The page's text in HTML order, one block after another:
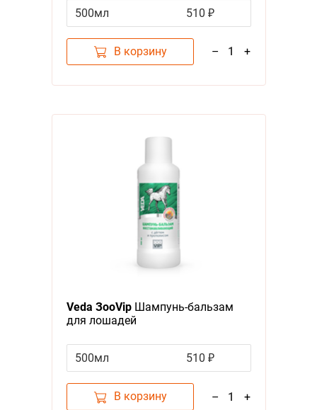
500мл
510 ₽
В корзину – 1 +
Veda ЗооVipШампунь-бальзам
для лошадей
Прополисом
500мл 510 ₽
В корзину – 1 +